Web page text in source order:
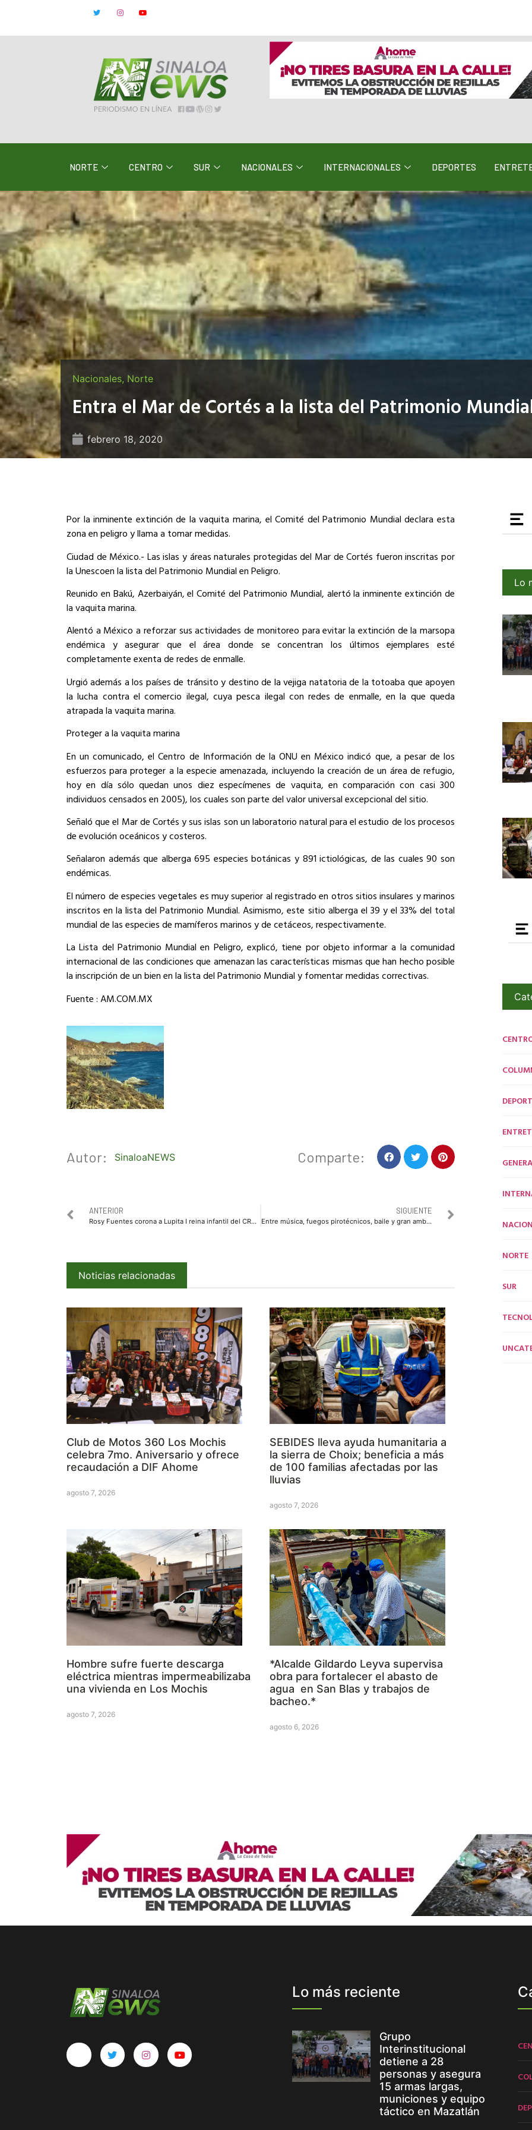
NORTE CENTRO SUR NACIONALES INTERNACIONALES DEPORTES
Nacionales, Norte
Entra el Mar de Cortés a la lista del Patrimonio
febrero 18, 2020
Por la inminente extinción de la vaquita marina, el Comité del Patrimonio Mundial declara esta
zona en peligro y llama a tomar medidas.
Ciudad de México.- Las islas y áreas naturales protegidas del Mar de Cortés fueron inscritas por
la Unescoen la lista del Patrimonio Mundial en Peligro.
Reunido en Bakú, Azerbaiyán, el Comité del Patrimonio Mundial, alertó la inminente extinción de
la vaquita marina.
Alentó a México a reforzar sus actividades de monitoreo para evitar la extinción de la marsopa
endémica y asegurar que el área donde se concentran los últimos ejemplares esté
completamente exenta de redes de enmalle.
Urgió además a los países de tránsito y destino de la vejiga natatoria de la totoaba que apoyen
la lucha contra el comercio ilegal, cuya pesca ilegal con redes de enmalle, en la que queda
atrapada la vaquita marina.
Proteger a la vaquita marina
En un comunicado, el Centro de Información de la ONU en México indicó que, a pesar de los
esfuerzos para proteger a la especie amenazada, incluyendo la creación de un área de refugio,
hoy en día sólo quedan unos diez especímenes de vaquita, en comparación con casi 300
individuos censados en 2005), los cuales son parte del valor universal excepcional del sitio.
Señaló que el Mar de Cortés y sus islas son un laboratorio natural para el estudio de los procesos
de evolución oceánicos y costeros.
Señalaron además que alberga 695 especies botánicas y 891 ictiológicas, de las cuales 90 son
endémicas.
El número de especies vegetales es muy superior al registrado en otros sitios insulares y marinos
inscritos en la lista del Patrimonio Mundial. Asimismo, este sitio alberga el 39 y el 33% del total
mundial de las especies de mamíferos marinos y de cetáceos, respectivamente.
La Lista del Patrimonio Mundial en Peligro, explicó, tiene por objeto informar a la comunidad
internacional de las condiciones que amenazan las características mismas que han hecho posible
la inscripción de un bien en la lista del Patrimonio Mundial y fomentar medidas correctivas.
Fuente : AM.COM.MX
Autor: SinaloaNEWS Comparte:
ANTERIOR
Rosy Fuentes corona a Lupita I reina infantil del CRRI Mazatlán
SIGUIENTE
Entre música, fuegos pirotécnicos, baile y gran ambiente familiar inicia el Carnaval Topolobampo La Magia del Circo 2020
Noticias relacionadas
Club de Motos 360 Los Mochis
celebra 7mo. Aniversario y ofrece
recaudación a DIF Ahome
agosto 7, 2026
SEBIDES lleva ayuda humanitaria a
la sierra de Choix; beneficia a más
de 100 familias afectadas por las
lluvias
agosto 7, 2026
Hombre sufre fuerte descarga
eléctrica mientras impermeabilizaba
una vivienda en Los Mochis
agosto 7, 2026
*Alcalde Gildardo Leyva supervisa
obra para fortalecer el abasto de
agua en San Blas y trabajos de
bacheo.*
agosto 6, 2026
Lo
NORTE
SUR
Lo más reciente
Grupo
Interinstitucional
detiene a 28
personas y asegura
15 armas largas,
municiones y equipo
táctico en Mazatlán